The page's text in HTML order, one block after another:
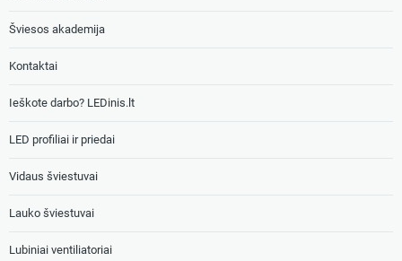
Šviesos akademija
Kontaktai
Ieškote darbo? LEDinis.lt
LED profiliai ir priedai
Vidaus šviestuvai
Lauko šviestuvai
Lubiniai ventiliatoriai